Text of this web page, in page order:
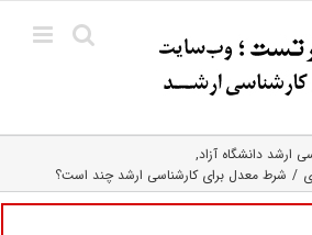
ارشد دانشگاه آزاد
شرط معدل برای کارشناسی ارشد چند است؟